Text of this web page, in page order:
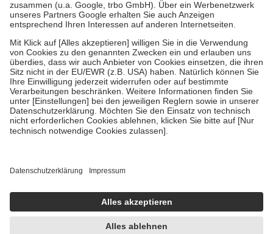
Verordnung.
Um das Engagement der Versicherten für ihre eigene Gesundheit zu
stärken und die besondere Stellung der Familie zu unterstützen,
fallenkeine Zuzahlungenan bei:
• Kindern und Jugendlichen bis zum vollendeten 18. Lebensjahr
mit Ausnahme der Fahrkosten
• Untersuchungen zur Vorsorge und Früherkennung, die von der
GKV getragen werden
• empfohlenen Schutzimpfungen
• Harn- und Blutteststreifen
getroffen, um sicherzustellen, dass es sich um echte Bewertungen
https://help.etrusted.com/hc/de/articles/4419944605341
Einige Bilder und Inhalte wurden unter Zuhilfenahme künstlicher